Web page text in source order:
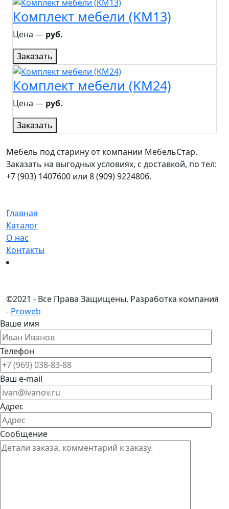
Комплект мебели (KM13)
Цена ― руб.
Заказать
Комплект мебели (KM24)
Цена ― руб.
Заказать
Мебель под старину от компании МебельСтар.
Заказать на выгодных условиях, с доставкой, по тел:
+7 (903) 1407600 или 8 (909) 9224806.
Главная
Каталог
О нас
Контакты
©2021 - Все Права Защищены. Разработка компания
- Proweb
Ваше имя
Телефон
Ваш e-mail
Адрес
Сообщение